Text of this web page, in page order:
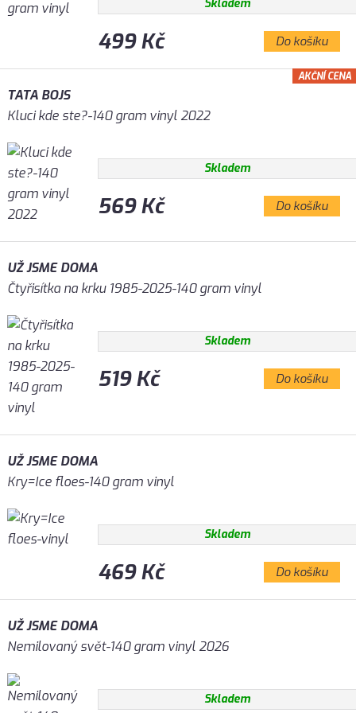
Skladem
499 Kč Do košíku
TATA BOJS
Kluci kde ste?-140 gram vinyl 2022
Skladem
569 Kč Do košíku
AKČNÍ CENA
UŽ JSME DOMA
Čtyřisítka na krku 1985-2025-140 gram vinyl
Skladem
519 Kč Do košíku
UŽ JSME DOMA
Kry=Ice floes-140 gram vinyl
Skladem
469 Kč Do košíku
UŽ JSME DOMA
Nemilovaný svět-140 gram vinyl 2026
Skladem